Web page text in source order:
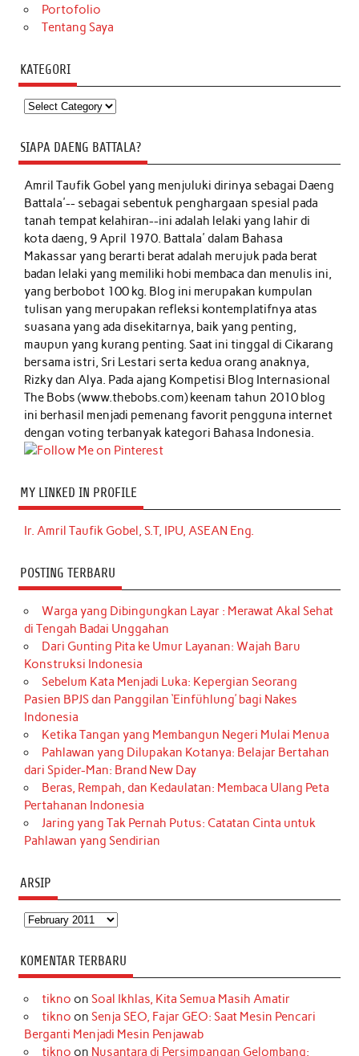
Portofolio
Tentang Saya
KATEGORI
Kategori
SIAPA DAENG BATTALA?
Amril Taufik Gobelyang menjuluki dirinya sebagai Daeng
Battala'-- sebagai sebentuk penghargaan spesial pada
tanah tempat kelahiran--ini adalah lelaki yang lahir di
kota daeng, 9 April 1970. Battala' dalam Bahasa
Makassar yang berarti berat adalah merujuk pada berat
badan lelaki yang memiliki hobi membaca dan menulis ini,
yang berbobot 100 kg. Blog ini merupakan kumpulan
tulisan yang merupakan refleksi kontemplatifnya atas
suasana yang ada disekitarnya, baik yang penting,
maupun yang kurang penting. Saat ini tinggal di Cikarang
bersama istri, Sri Lestari serta kedua orang anaknya,
Rizky dan Alya. Pada ajang Kompetisi Blog Internasional
The Bobs (www.thebobs.com) keenam tahun 2010 blog
ini berhasil menjadi pemenang favorit pengguna internet
dengan voting terbanyak kategori Bahasa Indonesia.
MY LINKED IN PROFILE
Ir. Amril Taufik Gobel, S.T, IPU, ASEAN Eng.
POSTING TERBARU
Warga yang Dibingungkan Layar : Merawat Akal Sehat
di Tengah Badai Unggahan
Dari Gunting Pita ke Umur Layanan: Wajah Baru
Konstruksi Indonesia
Sebelum Kata Menjadi Luka: Kepergian Seorang
Pasien BPJS dan Panggilan ‘Einfühlung’ bagi Nakes
Indonesia
Ketika Tangan yang Membangun Negeri Mulai Menua
Pahlawan yang Dilupakan Kotanya: Belajar Bertahan
dari Spider-Man: Brand New Day
Beras, Rempah, dan Kedaulatan: Membaca Ulang Peta
Pertahanan Indonesia
Jaring yang Tak Pernah Putus: Catatan Cinta untuk
Pahlawan yang Sendirian
ARSIP
Arsip
KOMENTAR TERBARU
tikno on Soal Ikhlas, Kita Semua Masih Amatir
tikno on Senja SEO, Fajar GEO: Saat Mesin Pencari
Berganti Menjadi Mesin Penjawab
tikno on Nusantara di Persimpangan Gelombang: